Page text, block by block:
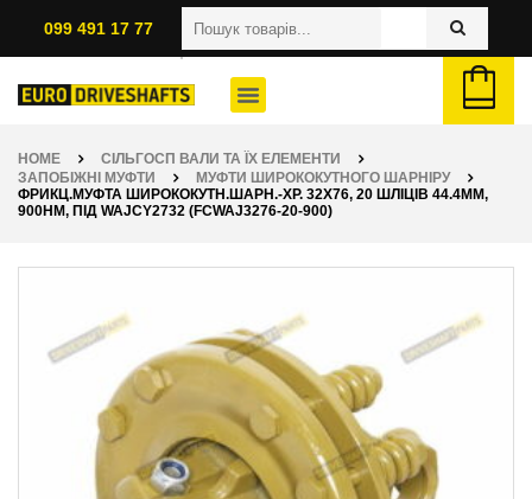
099 491 17 77
HOME
СІЛЬГОСП ВАЛИ ТА ЇХ ЕЛЕМЕНТИ
ЗАПОБІЖНІ МУФТИ
МУФТИ ШИРОКОКУТНОГО ШАРНІРУ
ФРИКЦ.МУФТА ШИРОКОКУТН.ШАРН.-ХР. 32Х76, 20 ШЛІЦІВ 44.4ММ,
900НМ, ПІД WAJCY2732 (FCWAJ3276-20-900)